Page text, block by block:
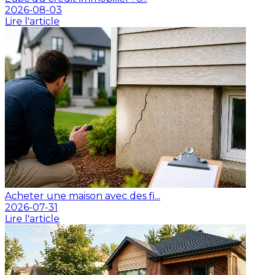
2026-08-03
Lire l'article
Acheter une maison avec des fi...
2026-07-31
Lire l'article